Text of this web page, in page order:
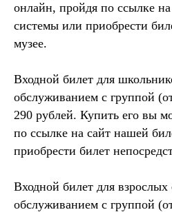
онлайн, пройдя по ссылке
системы или приобрести
музее.
Входной билет для
обслуживанием с группой
290 рублей. Купить его вы
по ссылке на сайт нашей
приобрести билет
Входной билет для
обслуживанием с группой